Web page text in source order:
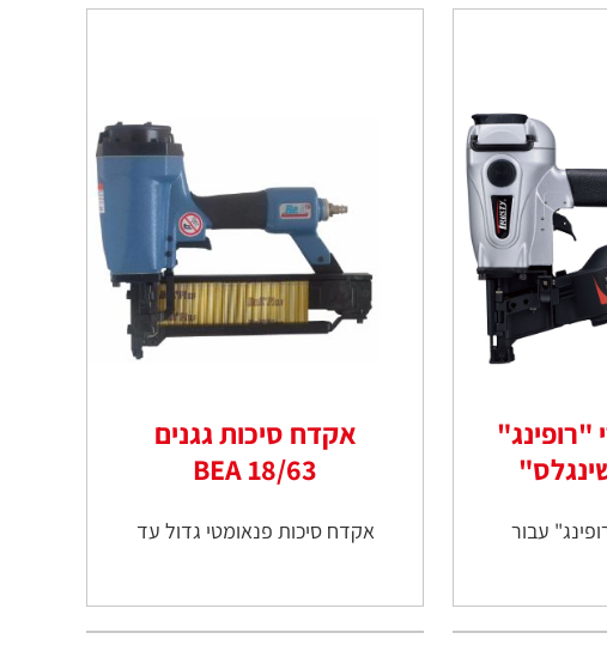
עבור
אקדח סיכות גגנים
18/63 BEA
אקדח סיכות פנאומטי גדול עד